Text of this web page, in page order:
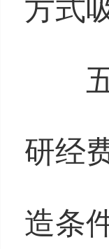
方式
五
研经
造条